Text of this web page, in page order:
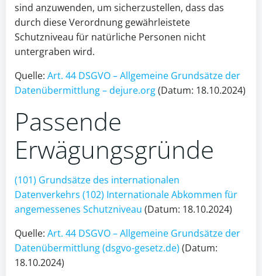
sind anzuwenden, um sicherzustellen, dass das
durch diese Verordnung gewährleistete
Schutzniveau für natürliche Personen nicht
untergraben wird.
Quelle: Art. 44 DSGVO – Allgemeine Grundsätze der
Datenübermittlung – dejure.org(Datum: 18.10.2024)
Passende
Erwägungsgründe
(101) Grundsätze des internationalen
Datenverkehrs (102) Internationale Abkommen für
angemessenes Schutzniveau (Datum: 18.10.2024)
Quelle: Art. 44 DSGVO – Allgemeine Grundsätze der
Datenübermittlung (dsgvo-gesetz.de) (Datum:
18.10.2024)